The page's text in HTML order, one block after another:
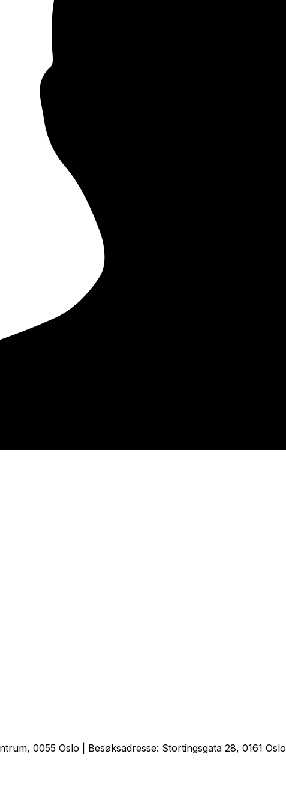
0055 Oslo | Besøksadresse: Stortingsgata 28, 0161 Oslo